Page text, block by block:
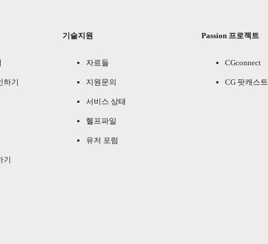
하기
기
기술지원
자료들
지원문의
서비스 상태
헬프파일
유저 포럼
Passion 프로젝트
CGconnect
CG 팟캐스트